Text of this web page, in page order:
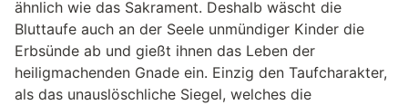
ähnlich wie das Sakrament. Deshalb wäscht die
Bluttaufe auch an der Seele unmündiger Kinder die
Erbsünde ab und gießt ihnen das Leben der
heiligmachenden Gnade ein. Einzig den Taufcharakter,
als das unauslöschliche Siegel, welches die